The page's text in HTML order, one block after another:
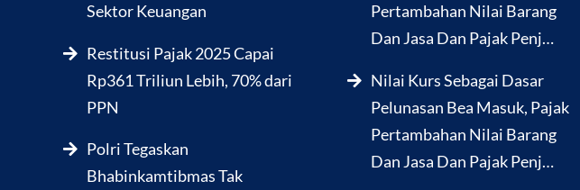
Sektor Keuangan
Restitusi Pajak 2025 Capai
Rp361 Triliun Lebih, 70% dari
PPN
Polri Tegaskan
Bhabinkamtibmas Tak
Pertambahan Nilai Barang
Dan Jasa Dan Pajak Penj…
Nilai Kurs Sebagai Dasar
Pelunasan Bea Masuk, Pajak
Pertambahan Nilai Barang
Dan Jasa Dan Pajak Penj…